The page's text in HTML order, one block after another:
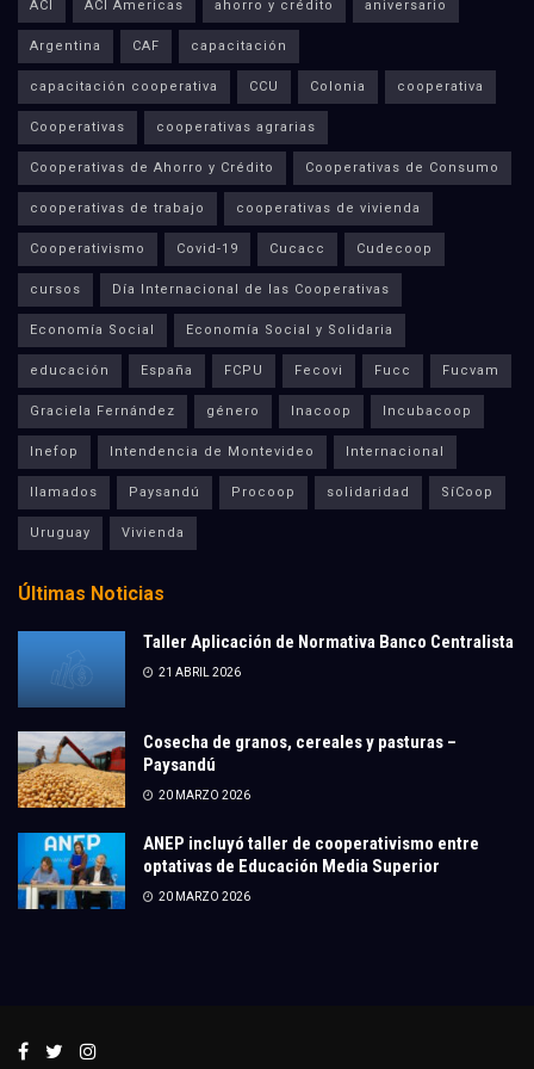
ACI ACI Americas ahorro y crédito aniversario
Argentina CAF capacitación
capacitación cooperativa CCU Colonia cooperativa
Cooperativas cooperativas agrarias
Cooperativas de Ahorro y Crédito Cooperativas de Consumo
cooperativas de trabajo cooperativas de vivienda
Cooperativismo Covid-19 Cucacc Cudecoop
cursos Día Internacional de las Cooperativas
Economía Social Economía Social y Solidaria
educación España FCPU Fecovi Fucc Fucvam
Graciela Fernández género Inacoop Incubacoop
Inefop Intendencia de Montevideo Internacional
llamados Paysandú Procoop solidaridad SíCoop
Uruguay Vivienda
Últimas Noticias
Taller Aplicación de Normativa Banco Centralista
21 ABRIL 2026
Cosecha de granos, cereales y pasturas –
Paysandú
20 MARZO 2026
ANEP incluyó taller de cooperativismo entre
optativas de Educación Media Superior
20 MARZO 2026